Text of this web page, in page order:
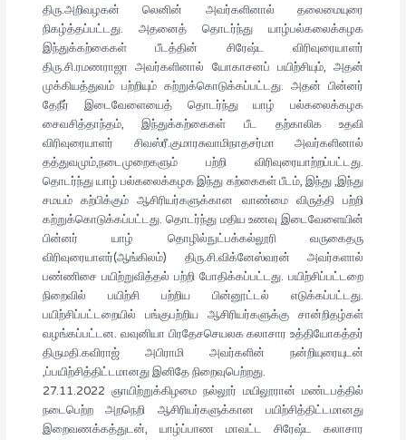
திரு.அறிவழகன் லெனின் அவர்களினால் தலைமையுரை
நிகழ்த்தப்பட்டது. அதனைத் தொடர்ந்து யாழ்பல்கலைக்கழக
இந்துக்கற்கைகள் பீடத்தின் சிரேஷ்ட விரிவுரையாளர்
திரு.சி.ரமணராஜா அவர்களினால் யோகாசனப் பயிற்சியும், அதன்
முக்கியத்துவம் பற்றியும் கற்றுக்கொடுக்கப்பட்டது. அதன் பின்னர்
தேநீர் இடைவேளையைத் தொடர்ந்து யாழ் பல்கலைக்கழக
சைவசித்தாந்தம், இந்துக்கற்கைகள் பீட தற்காலிக உதவி
விரிவுரையாளர் சிவஸ்ரீ.குமாரசுவாமிநாதசர்மா அவர்களினால்
தத்துவமும்,நடைமுறைகளும் பற்றி விரிவுரையாற்றப்பட்டது.
தொடர்ந்து யாழ் பல்கலைக்கழக இந்து கற்கைகள் பீடம், இந்து ,இந்து
சமயம் கற்பிக்கும் ஆசிரியர்களுக்கான வாண்மை விருத்தி பற்றி
கற்றுக்கொடுக்கப்பட்டது. தொடர்ந்து மதிய உணவு இடைவேளையின்
பின்னர் யாழ் தொழில்நுட்பக்கல்லூரி வருகைதரு
விரிவுரையாளர்(ஆங்கிலம்) திரு.சி.விக்னேஸ்வரன் அவர்களால்
பண்ணிசை பயிற்றுவித்தல் பற்றி போதிக்கப்பட்டது. பயிற்சிப்பட்டறை
நிறைவில் பயிற்சி பற்றிய பின்னூட்டல் எடுக்கப்பட்டது.
பயிற்சிப்பட்டறையில் பங்குபற்றிய ஆசிரியர்களுக்கு சான்றிதழ்கள்
வழங்கப்பட்டன. வவுனியா பிரதேசசெயலக கலாசார உத்தியோகத்தர்
திருமதி.கவிராஜ் அபிராமி அவர்களின் நன்றியுரையுடன்
,ப்பயிற்சித்திட்டமானது இனிதே நிறைவுபெற்றது.
27.11.2022 ஞாயிற்றுக்கிழமை நல்லூர் மயிலூரான் மண்டபத்தில்
நடைபெற்ற அறநெறி ஆசிரியர்களுக்கான பயிற்சித்திட்டமானது
இறைவணக்கத்துடன், யாழ்ப்பாண மாவட்ட சிரேஷ்ட கலாசார